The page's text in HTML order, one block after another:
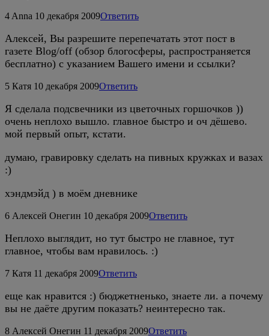
4 Anna 10 декабря 2009Ответить
Алексей, Вы разрешите перепечатать этот пост в
газете Blog/off (обзор блогосферы, распространяется
бесплатно) с указанием Вашего имени и ссылки?
5 Катя 10 декабря 2009Ответить
Я сделала подсвечники из цветочных горшочков ))
очень неплохо вышло. главное быстро и оч дёшево.
мой первый опыт, кстати.
думаю, гравировку сделать на пивных кружках и вазах
:)
хэндмэйд ) в моём дневнике
6 Алексей Онегин 10 декабря 2009Ответить
Неплохо выглядит, но тут быстро не главное, тут
главное, чтобы вам нравилось. :)
7 Катя 11 декабря 2009Ответить
еще как нравится :) бюджетненько, знаете ли. а почему
вы не даёте другим показать? неинтересно так.
8 Алексей Онегин 11 декабря 2009Ответить